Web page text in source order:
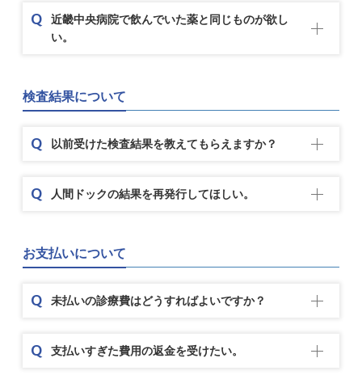
近畿中央病院で飲んでいた薬と同じものが欲し
い。
検査結果について
以前受けた検査結果を教えてもらえますか？
人間ドックの結果を再発行してほしい。
お支払いについて
未払いの診療費はどうすればよいですか？
支払いすぎた費用の返金を受けたい。